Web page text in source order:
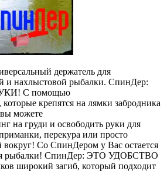
держатель для
и нахлыстовой рыбалки. СпинДер:
С помощью
крепятся на лямки забродника
можете
на груди и освободить руки для
перекура или просто
вокруг! Со СпинДером у Вас остается
рыбалки! СпинДер: ЭТО УДОБСТВО
широкий загиб, который подходит